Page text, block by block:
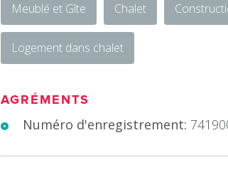
Meublé et Gîte
Chalet
Logement dans chalet
AGRÉMENTS
Numéro d'enregistrement: